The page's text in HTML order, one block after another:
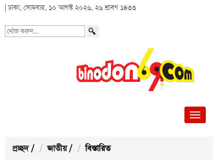
| ঢাকা, সোমবার, ১০ আগস্ট ২০২৬, ২৬ শ্রাবণ ১৪৩৩
খোঁজ
প্রচ্ছদ / জাতীয় / বিস্তারিত